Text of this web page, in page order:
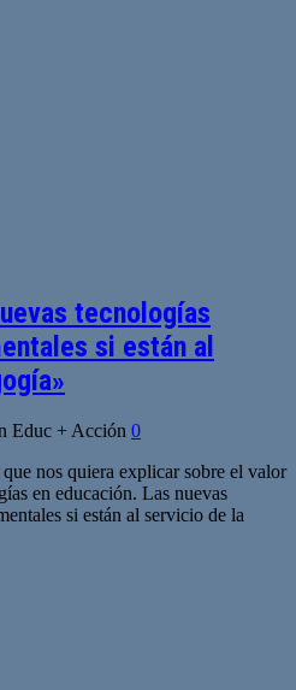
tecnologías
si están al
Educ + Acción 0
nos quiera explicar sobre el valor
en educación. Las nuevas
si están al servicio de la